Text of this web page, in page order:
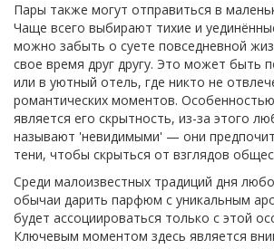
Пары также могут отправиться в
Чаще всего выбирают тихие и
можно забыть о суете повседневной
свое время друг другу. Это может быть
или в уютный отель, где никто не
романтических моментов.
является его скрытность, из-за этого
называют 'невидимыми' — они
тени, чтобы скрыться от взглядов
Среди малоизвестных традиций дня
обычаи дарить парфюм с уникальным
будет ассоциироваться только с этой
Ключевым моментом здесь является